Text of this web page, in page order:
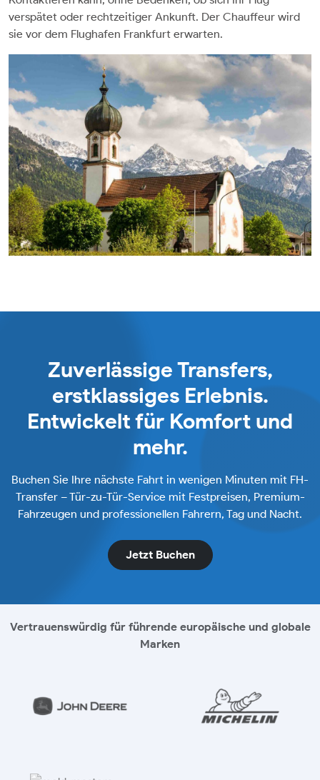
verspätet oder rechtzeitiger Ankunft. Der Chauffeur wird
sie vor dem Flughafen Frankfurt erwarten.
Zuverlässige Transfers,
erstklassiges Erlebnis.
Entwickelt für Komfort und
mehr.
Buchen Sie Ihre nächste Fahrt in wenigen Minuten mit FH-
Transfer – Tür-zu-Tür-Service mit Festpreisen, Premium-
Fahrzeugen und professionellen Fahrern, Tag und Nacht.
Jetzt Buchen
Vertrauenswürdig für führende europäische und globale
Marken